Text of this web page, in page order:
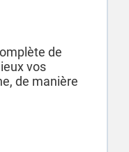
de
vos
de manière